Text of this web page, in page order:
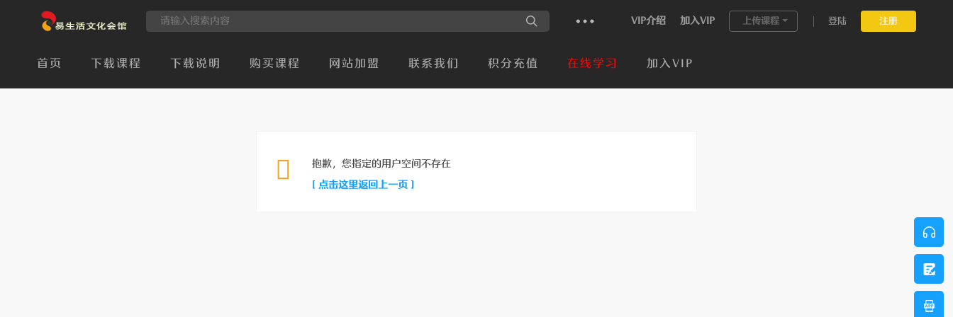
VIP介绍 加入VIP 上传课程 登陆 注册
首页 下载课程 下载说明 购买课程 网站加盟 联系我们 积分充值 在线学习 加入VIP
抱歉，您指定的用户空间不存在
[ 点击这里返回上一页 ]